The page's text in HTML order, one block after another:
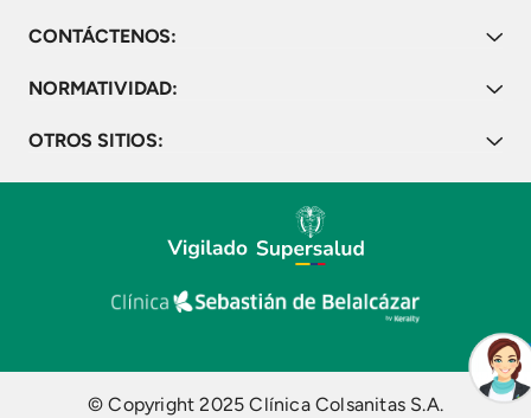
CONTÁCTENOS:
NORMATIVIDAD:
OTROS SITIOS:
© Copyright 2025 Clínica Colsanitas S.A.